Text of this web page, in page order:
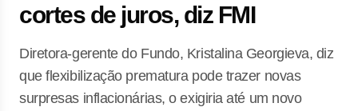
cortes de juros, diz FMI
Diretora-gerente do Fundo, Kristalina Georgieva, diz
que flexibilização prematura pode trazer novas
surpresas inflacionárias, o exigiria até um novo